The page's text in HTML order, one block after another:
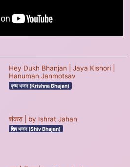
Hey Dukh Bhanjan | Jaya Kishori |
Hanuman Janmotsav
कृष्ण भजन (Krishna Bhajan)
शंकरा | by Ishrat Jahan
शिव भजन (Shiv Bhajan)